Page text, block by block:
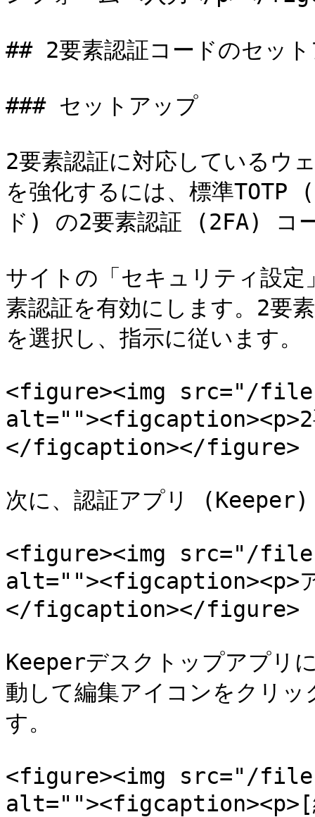
## 2要素認証コードのセッ
### セットアップ
2要素認証に対応しているウ
を強化するには、標準TOTP
ド) の2要素認証 (2FA) コ
サイトの「セキュリティ設
素認証を有効にします。2要
を選択し、指示に従います。
<figure><img src="/files/
alt=""><figcaption><p>2
</figcaption></figure>
次に、認証アプリ (Keeper)
<figure><img src="/
alt=""><figcaption><p>ア
</figcaption></figure>
Keeperデスクトップアプリ
動して編集アイコンをクリ
す。
<figure><img src="/files/
alt=""><figcaption><p>[